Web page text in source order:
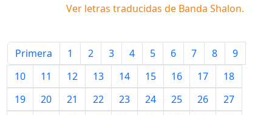
Ver letras traducidas de Banda Shalon.
Primera 1 2 3 4 5 6 7 8
9
10
11 12 13 14 15 16 17
18
19
20 21 22 23 24 25 26
27